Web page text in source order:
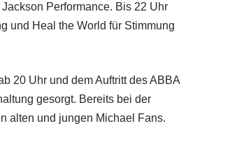
Performance. Bis 22 Uhr
und Heal the World für Stimmung
20 Uhr und dem Auftritt des ABBA
gesorgt. Bereits bei der
alten und jungen Michael Fans.